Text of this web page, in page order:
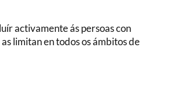
activamente ás persoas con
limitan en todos os ámbitos de